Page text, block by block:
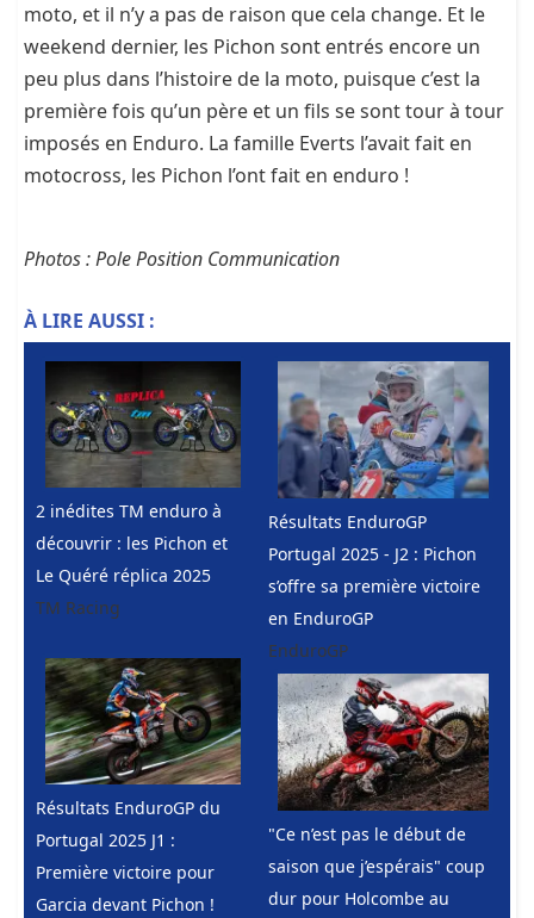
moto, et il n’y a pas de raison que cela change. Et le
weekend dernier, les Pichon sont entrés encore un
peu plus dans l’histoire de la moto, puisque c’est la
première fois qu’un père et un fils se sont tour à tour
imposés en Enduro. La famille Everts l’avait fait en
motocross, les Pichon l’ont fait en enduro !
Photos : Pole Position Communication
À LIRE AUSSI :
2 inédites TM enduro à
découvrir : les Pichon et
Le Quéré réplica 2025
TM Racing
Résultats EnduroGP du
Portugal 2025 J1 :
Première victoire pour
Garcia devant Pichon !
Résultats EnduroGP
Portugal 2025 - J2 : Pichon
s’offre sa première victoire
en EnduroGP
EnduroGP
"Ce n’est pas le début de
saison que j’espérais" coup
dur pour Holcombe au